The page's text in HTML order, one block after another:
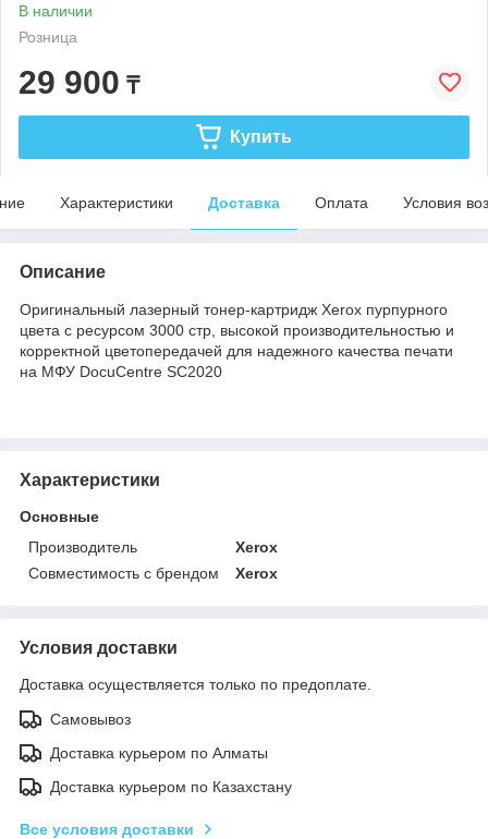
В наличии
Розница
29 900 ₸
Купить
Характеристики Доставка Оплата Условия
Описание
Оригинальный лазерный тонер-картридж Xerox пурпурного
цвета с ресурсом 3000 стр, высокой производительностью и
корректной цветопередачей для надежного качества печати
на МФУ DocuCentre SC2020
Характеристики
Основные
Производитель
Xerox
Совместимость с брендом
Xerox
Условия доставки
Доставка осуществляется только по предоплате.
Самовывоз
Доставка курьером по Алматы
Доставка курьером по Казахстану
Все условия доставки